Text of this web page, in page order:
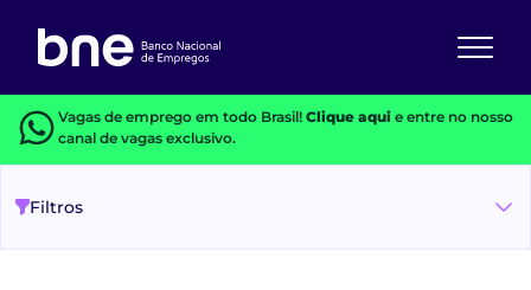
Vagas de emprego em todo Brasil! Clique aquie entre no nosso
canal de vagas exclusivo.
Filtros